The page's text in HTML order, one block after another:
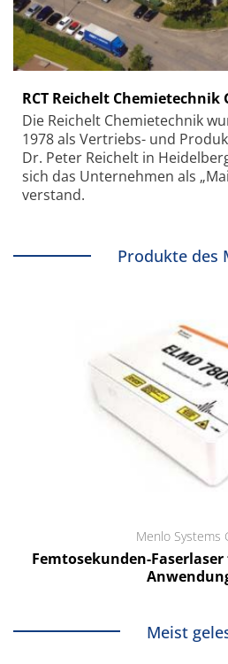
RCT Reichelt Chemietechnik
Die Reichelt Chemietechnik
1978 als Vertriebs- und
Dr. Peter Reichelt in
sich das Unternehmen als
verstand.
Produkte des
Menlo Systems
Femtosekunden-
Meist